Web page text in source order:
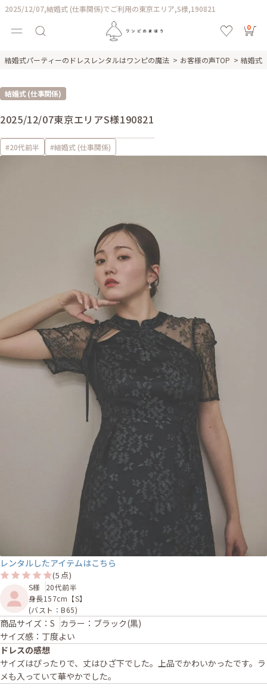
2025/12/07,結婚式 (仕事関係)でご利用の東京エリア,S様,190821
0
結婚式パーティーのドレスレンタルはワンピの魔法 お客様の声TOP 結婚式
結婚式 (仕事関係)
2025/12/07東京エリアS様190821
#20代前半 #結婚式 (仕事関係)
レンタルしたアイテムはこちら
(5点)
S様
20代前半
身長157cm【S】
(バスト：B65)
商品サイズ：S カラー：ブラック(黒)
サイズ感：丁度よい
ドレスの感想
サイズはぴったりで、丈はひざ下でした。上品でかわいかったです。ラ
メも入っていて華やかでした。